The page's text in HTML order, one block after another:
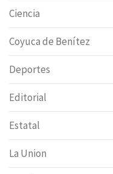
Ciencia
Coyuca de Benítez
Deportes
Editorial
Estatal
La Union